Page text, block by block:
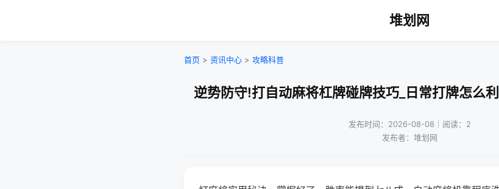
堆划网
首页 > 资讯中心 > 攻略科普
逆势防守!打自动麻将杠牌碰牌技巧_日常打牌怎么
发布时间：2026-08-08｜阅读：2
发布者：堆划网